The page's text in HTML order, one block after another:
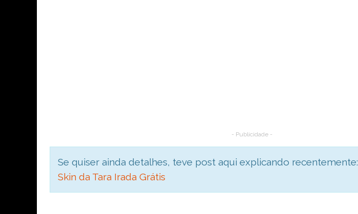
- Publicidade -
Se quiser ainda detalhes, teve post aqui explicando recentemente:
Skin da Tara Irada Grátis